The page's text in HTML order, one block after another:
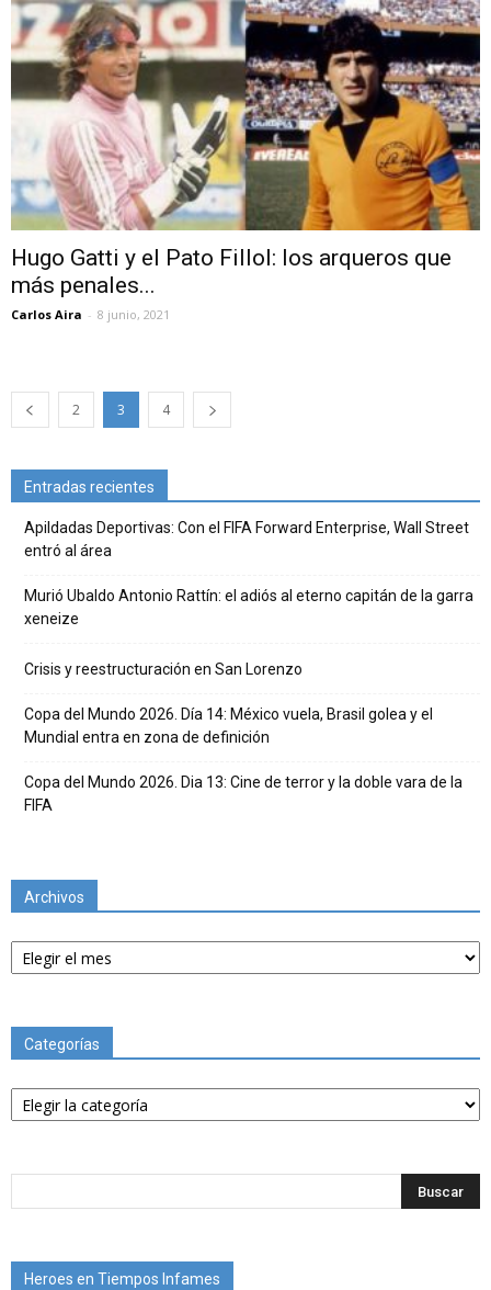
Hugo Gatti y el Pato Fillol: los arqueros que
más penales...
Carlos Aira - 8 junio, 2021
2 3 4
Entradas recientes
Apildadas Deportivas: Con el FIFA Forward Enterprise, Wall Street
entró al área
Murió Ubaldo Antonio Rattín: el adiós al eterno capitán de la garra
xeneize
Crisis y reestructuración en San Lorenzo
Copa del Mundo 2026. Día 14: México vuela, Brasil golea y el
Mundial entra en zona de definición
Copa del Mundo 2026. Dia 13: Cine de terror y la doble vara de la
FIFA
Archivos
Archivos
Categorías
Categorías
Heroes en Tiempos Infames